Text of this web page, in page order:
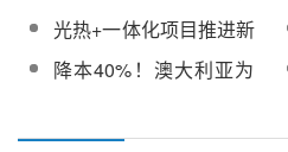
广汽传祺冲破新能源转
型迷雾
光热+一体化项目推进新
能源革命进程
降本40%！澳大利亚为